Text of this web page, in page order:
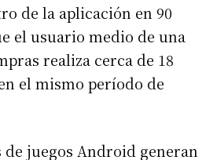
de la aplicación en 90
el usuario medio de una
realiza cerca de 18
el mismo período de
de juegos Android generan